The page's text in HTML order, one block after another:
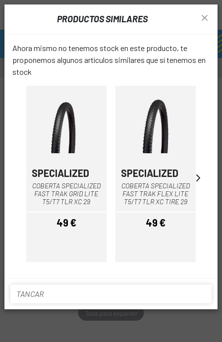
Toca para expandir
PRODUCTOS SIMILARES
Ahora mismo no tenemos stock en este producto, te
proponemos algunos artículos similares que sí tenemos en
stock
SPECIALIZED
COBERTA SPECIALIZED
FAST TRAK GRID LITE
T5/T7 TLR XC 29
Preu
49 €
SPECIALIZED
COBERTA SPECIALIZED
FAST TRAK FLEX LITE
T5/T7 TLR XC TIRE 29
Preu
49 €
TANCAR